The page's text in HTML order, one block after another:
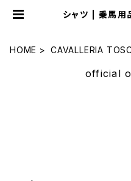
シャツ | 乗馬用
HOME CAVALLERIA
official